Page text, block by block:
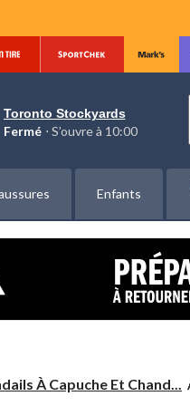
Toronto Stockyards
Fermé ⋅ S’ouvre à 10:00
Enfants
À Capuche Et Chand...